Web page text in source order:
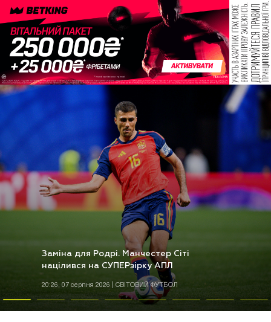
Заміна для Родрі. Манчестер Сіті
націлився на СУПЕРзірку АПЛ
20:26, 07 серпня 2026 | СВІТОВИЙ ФУТБОЛ